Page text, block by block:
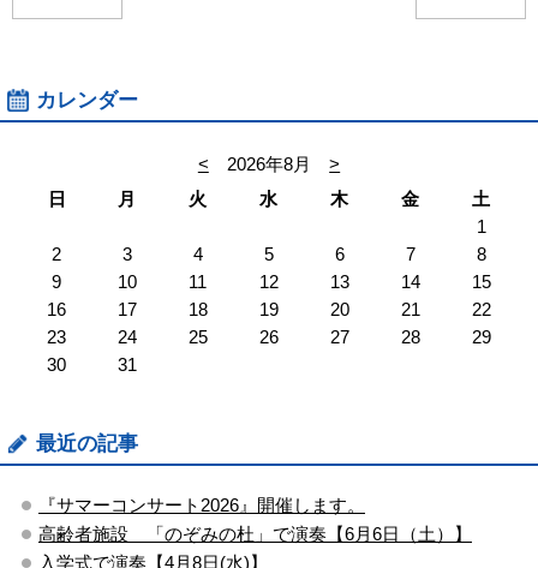
カレンダー
< 2026年8月
>
日
月 火 水 木 金
土
1
2
3 4 5 6 7
8
9
10 11 12 13 14
15
16
17 18 19 20 21
22
23
24 25 26 27 28
29
30
31
最近の記事
『サマーコンサート2026』開催します。
高齢者施設 「のぞみの杜」で演奏【6月6日（土）】
入学式で演奏【4月8日(水)】